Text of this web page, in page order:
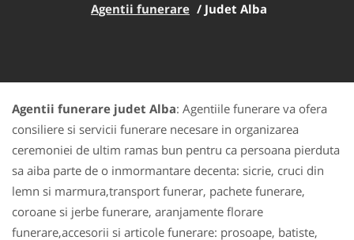
Agentii funerare / Judet Alba
Agentii funerare judet Alba: Agentiile funerare va ofera
consiliere si servicii funerare necesare in organizarea
ceremoniei de ultim ramas bun pentru ca persoana pierduta
sa aiba parte de o inmormantare decenta: sicrie, cruci din
lemn si marmura,transport funerar, pachete funerare,
coroane si jerbe funerare, aranjamente florare
funerare,accesorii si articole funerare: prosoape, batiste,